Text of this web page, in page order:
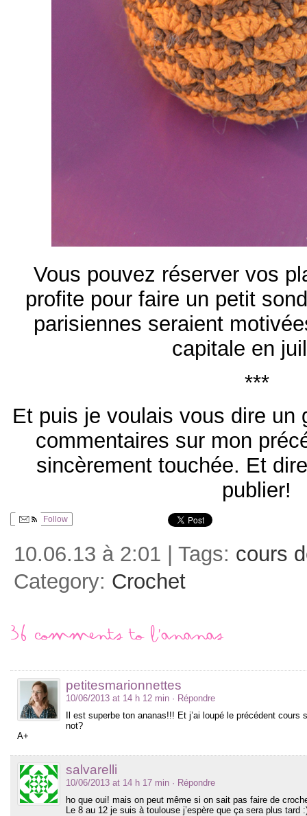
Vous pouvez réserver vos
profite pour faire un petit
parisiennes seraient
capitale en
***
Et puis je voulais vous dire un
commentaires sur mon
sincèrement touchée. Et
publier!
Follow
10.06.13 à 2:01 | Tags: cours
Category: Crochet
36 comments to L’ananas
petitesmarionnettes
10/06/2013 at 14 h 12 min · Répondre
Il est superbe ton ananas!!! Et j’ai loupé le précédent
not?
A+
salvarelli
10/06/2013 at 14 h 17 min · Répondre
ho que oui! mais on peut même si on sait pas faire de
Le 8 au 12 je suis à toulouse j’espère que ça sera plus tard